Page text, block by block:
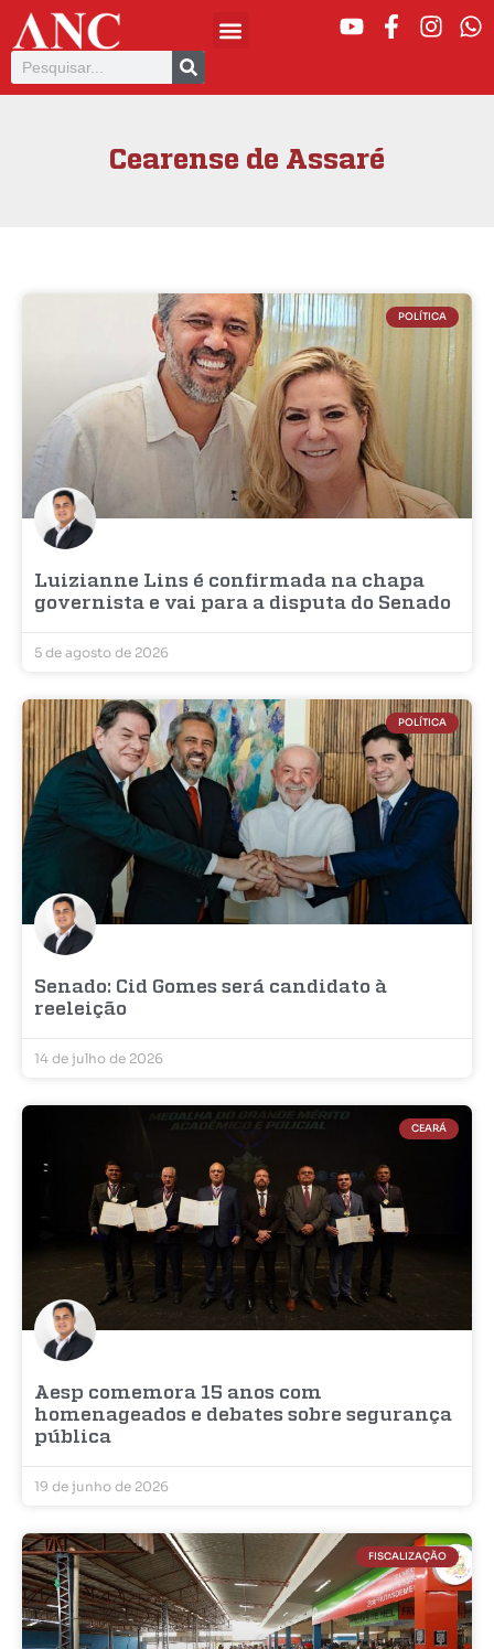
Cearense de Assaré
POLÍTICA
Luizianne Lins é confirmada na chapa
governista e vai para a disputa do Senado
5 de agosto de 2026
POLÍTICA
Senado: Cid Gomes será candidato à
reeleição
14 de julho de 2026
CEARÁ
Aesp comemora 15 anos com
homenageados e debates sobre segurança
pública
19 de junho de 2026
FISCALIZAÇÃO